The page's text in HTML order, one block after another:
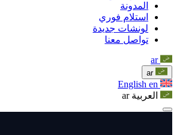
المدونة
استلام فوري
لونشات جديدة
تواصل معنا
ar
ar
English en
العربية ar